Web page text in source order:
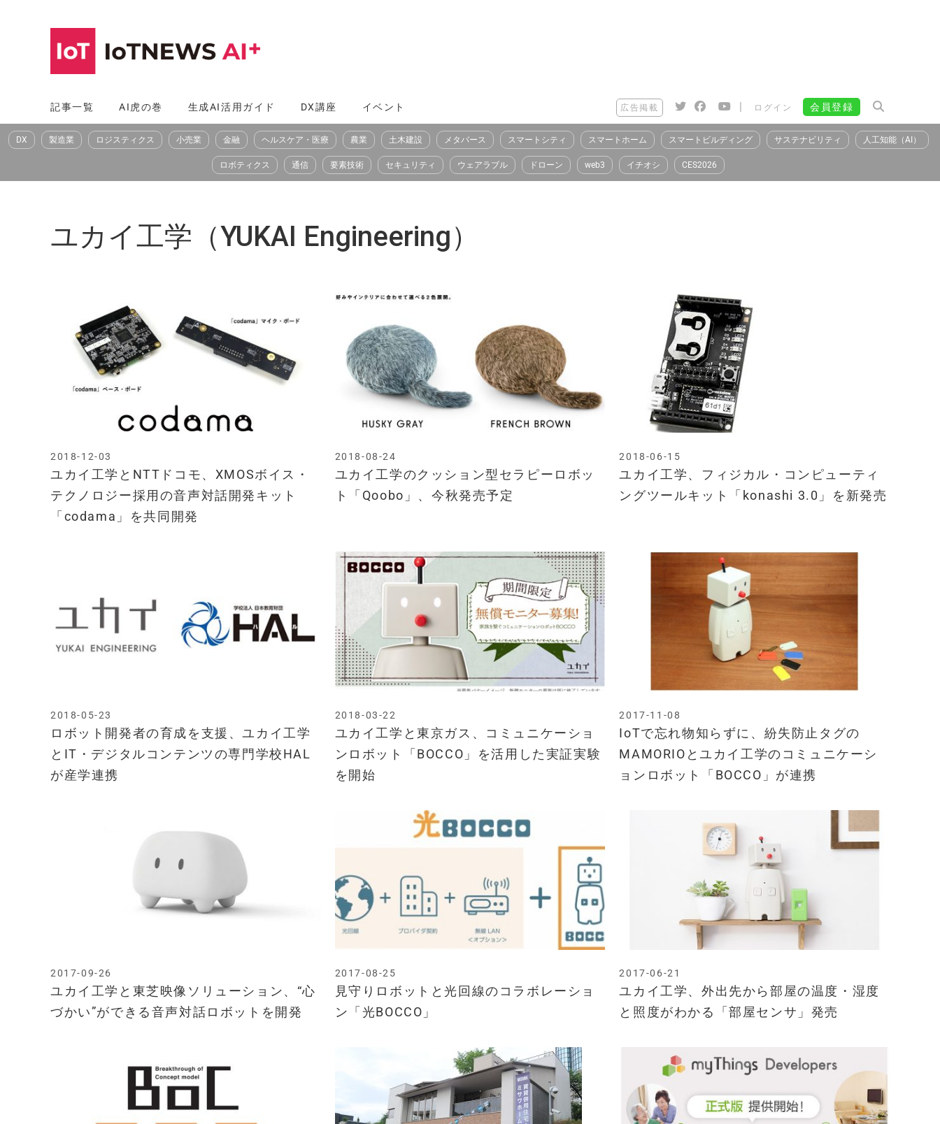
へ
ス
記事一覧 AI虎の巻 生成AI活用ガイド DX講座 イベント 広告掲載 | ログイン 会員登録
DX 製造業 ロジスティクス 小売業 金融 ヘルスケア・医療 農業 土木建設 メタバース スマートシティ スマートホーム スマートビルディング サステナビリティ 人工知能（AI）
ロボティクス 通信 要素技術 セキュリティ ウェアラブル ドローン web3 イチオシ CES2026
ユカイ工学（YUKAI Engineering）
ユカイ工学とNTTドコモ、XMOSボイス・
テクノロジー採用の音声対話開発キット
「codama」を共同開発
2018-12-03
ユカイ工学のクッション型セラピーロボッ
ト「Qoobo」、今秋発売予定
2018-08-24
ユカイ工学、フィジカル・コンピューティ
ングツールキット「konashi 3.0」を新発売
2018-06-15
ロボット開発者の育成を支援、ユカイ工学
とIT・デジタルコンテンツの専門学校HAL
が産学連携
2018-05-23
ユカイ工学と東京ガス、コミュニケーショ
ンロボット「BOCCO」を活用した実証実験
を開始
2018-03-22
IoTで忘れ物知らずに、紛失防止タグの
MAMORIOとユカイ工学のコミュニケーシ
ョンロボット「BOCCO」が連携
2017-11-08
ユカイ工学と東芝映像ソリューション、“心
づかい”ができる音声対話ロボットを開発
2017-09-26
見守りロボットと光回線のコラボレーショ
ン「光BOCCO」
2017-08-25
ユカイ工学、外出先から部屋の温度・湿度
と照度がわかる「部屋センサ」発売
2017-06-21